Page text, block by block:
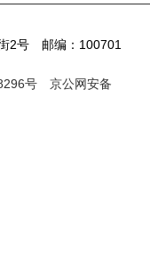
2号 邮编：100701
号
京公网安备